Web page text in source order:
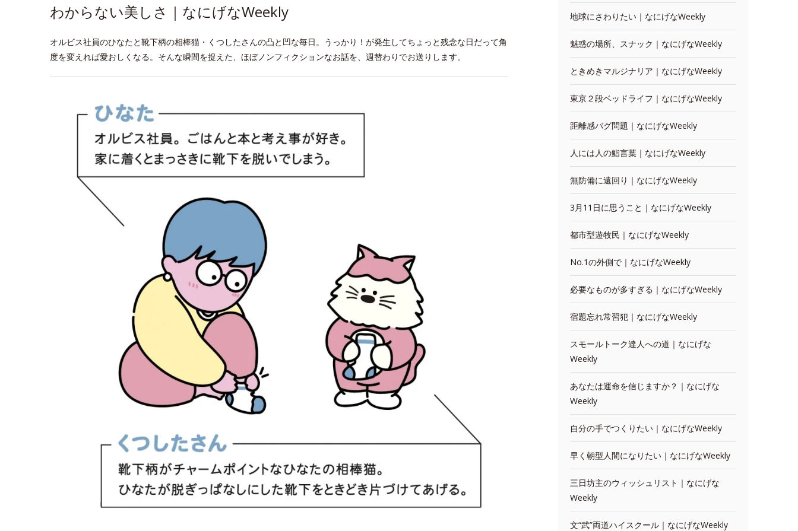
わからない美しさ｜なにげなWeekly
オルビス社員のひなたと靴下柄の相棒猫・くつしたさんの凸と凹な毎日。うっかり！が発生してちょっと残念な日だって角
度を変えれば愛おしくなる。そんな瞬間を捉えた、ほぼノンフィクションなお話を、週替わりでお送りします。
地球にさわりたい｜なにげなWeekly
魅惑の場所、スナック｜なにげなWeekly
ときめきマルジナリア｜なにげなWeekly
東京２段ベッドライフ｜なにげなWeekly
距離感バグ問題｜なにげなWeekly
人には人の鮨言葉｜なにげなWeekly
無防備に遠回り｜なにげなWeekly
3月11日に思うこと｜なにげなWeekly
都市型遊牧民｜なにげなWeekly
No.1の外側で｜なにげなWeekly
必要なものが多すぎる｜なにげなWeekly
宿題忘れ常習犯｜なにげなWeekly
スモールトーク達人への道｜なにげな
Weekly
あなたは運命を信じますか？｜なにげな
Weekly
自分の手でつくりたい｜なにげなWeekly
早く朝型人間になりたい｜なにげなWeekly
三日坊主のウィッシュリスト｜なにげな
Weekly
文“武”両道ハイスクール｜なにげなWeekly